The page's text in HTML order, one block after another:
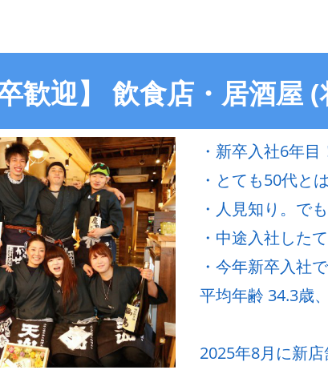
歓迎】 飲食店・居酒屋 (
・新卒入社6年
・とても50代と
・人見知り。で
・中途入社した
・今年新卒入社
平均年齢 34.3歳
2025年8月に新店